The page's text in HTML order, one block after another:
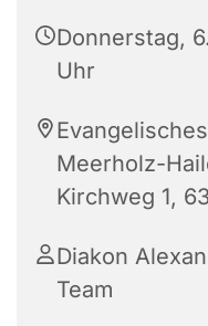
Donnerstag,
Uhr
Meerholz-
Kirchweg 1,
Diakon
Team